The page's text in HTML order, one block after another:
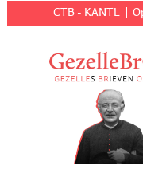
CTB - KANTL